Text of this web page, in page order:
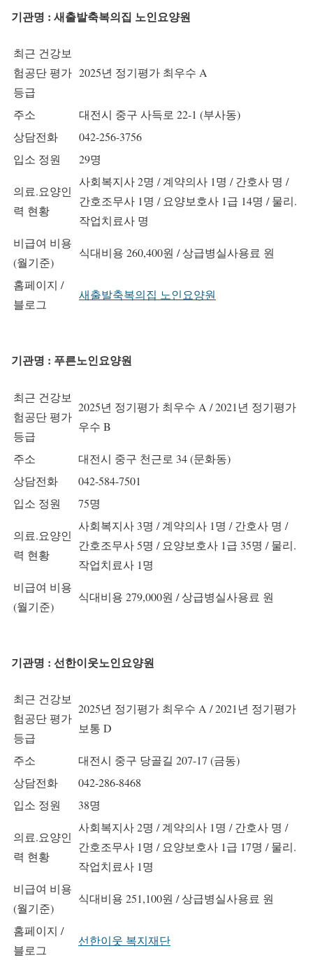
기관명 : 새출발축복의집 노인요양원
최근 건강보
험공단 평가
등급
2025년 정기평가 최우수 A
주소
대전시 중구 사득로 22-1 (부사동)
상담전화
042-256-3756
입소 정원
29명
의료.요양인
력 현황
사회복지사 2명 / 계약의사 1명 / 간호사 명 /
간호조무사 1명 / 요양보호사 1급 14명 / 물리.
작업치료사 명
비급여 비용
(월기준)
식대비용 260,400원 / 상급병실사용료 원
홈페이지 /
블로그
새출발축복의집 노인요양원
기관명 : 푸른노인요양원
최근 건강보
험공단 평가
등급
2025년 정기평가 최우수 A / 2021년 정기평가
우수 B
주소
대전시 중구 천근로 34 (문화동)
상담전화
042-584-7501
입소 정원
75명
의료.요양인
력 현황
사회복지사 3명 / 계약의사 1명 / 간호사 명 /
간호조무사 5명 / 요양보호사 1급 35명 / 물리.
작업치료사 1명
비급여 비용
(월기준)
식대비용 279,000원 / 상급병실사용료 원
기관명 : 선한이웃노인요양원
최근 건강보
험공단 평가
등급
2025년 정기평가 최우수 A / 2021년 정기평가
보통 D
주소
대전시 중구 당골길 207-17 (금동)
상담전화
042-286-8468
입소 정원
38명
의료.요양인
력 현황
사회복지사 2명 / 계약의사 1명 / 간호사 명 /
간호조무사 1명 / 요양보호사 1급 17명 / 물리.
작업치료사 1명
비급여 비용
(월기준)
식대비용 251,100원 / 상급병실사용료 원
홈페이지 /
블로그
선한이웃 복지재단